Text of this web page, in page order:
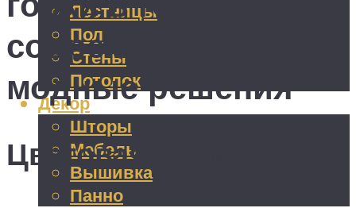
Лестницы
Пол
Стены
Потолок
Декор
Шторы
Мебель
Вышивка
Панно
современные и
модные решения
Цветовая гамма